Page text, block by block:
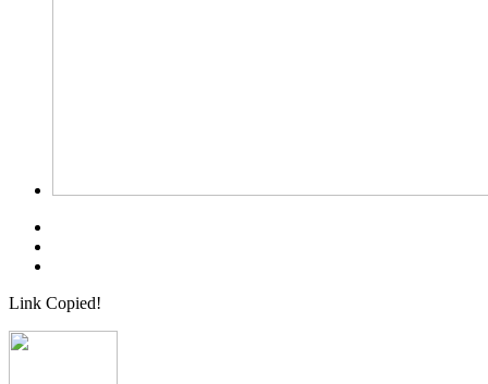
Link Copied!